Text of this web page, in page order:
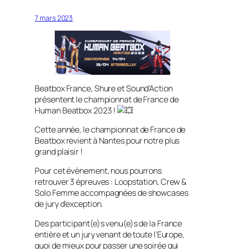
7 mars 2023
Beatbox France, Shure et Sound’Action
présentent le championnat de France de
Human Beatbox 2023 !
Cette année, le championnat de France de
Beatbox revient à Nantes pour notre plus
grand plaisir !
Pour cet évènement, nous pourrons
retrouver 3 épreuves : Loopstation, Crew &
Solo Femme accompagnées de showcases
de jury d’exception.
Des participant(e)s venu(e)s de la France
entière et un jury venant de toute l’Europe,
quoi de mieux pour passer une soirée qui